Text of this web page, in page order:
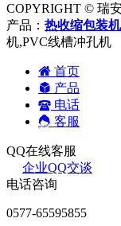
COPYRIGHT © 瑞
产品： 热收缩包装机
机,PVC线槽冲孔机
首页
产品
电话
客服
QQ在线客服
企业QQ交谈
电话咨询
0577-65595855